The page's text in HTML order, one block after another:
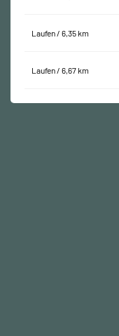
Laufen / 6,35 km
Laufen / 6,67 km